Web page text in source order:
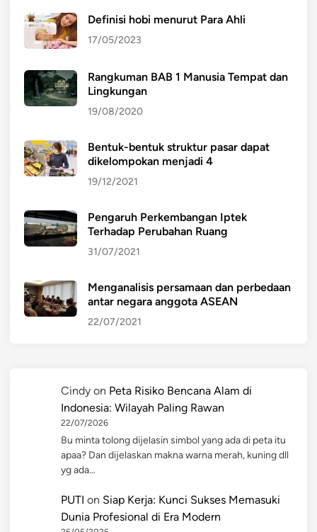
Definisi hobi menurut Para Ahli
17/05/2023
Rangkuman BAB 1 Manusia Tempat dan
Lingkungan
19/08/2020
Bentuk-bentuk struktur pasar dapat
dikelompokan menjadi 4
19/12/2021
Pengaruh Perkembangan Iptek
Terhadap Perubahan Ruang
31/07/2021
Menganalisis persamaan dan perbedaan
antar negara anggota ASEAN
22/07/2021
Cindy on Peta Risiko Bencana Alam di
Indonesia: Wilayah Paling Rawan
22/07/2026
Bu minta tolong dijelasin simbol yang ada di peta itu
apaa? Dan dijelaskan makna warna merah, kuning dll
yg ada…
PUTI on Siap Kerja: Kunci Sukses Memasuki
Dunia Profesional di Era Modern